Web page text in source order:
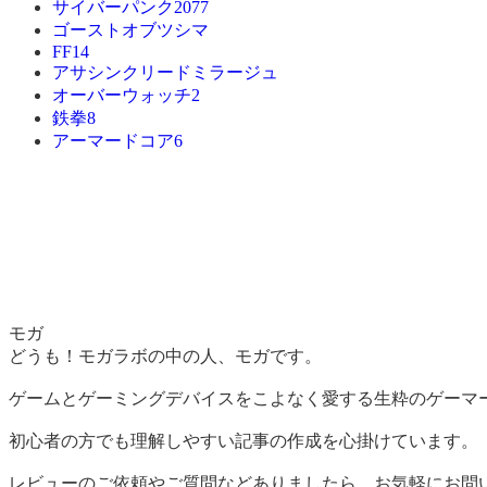
サイバーパンク2077
ゴーストオブツシマ
FF14
アサシンクリードミラージュ
オーバーウォッチ2
鉄拳8
アーマードコア6
モガ
どうも！モガラボの中の人、モガです。
ゲームとゲーミングデバイスをこよなく愛する生粋のゲーマ
初心者の方でも理解しやすい記事の作成を心掛けています。
レビューのご依頼やご質問などありましたら、お気軽にお問